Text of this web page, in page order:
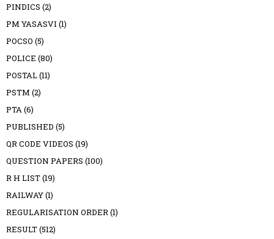
PINDICS (2)
PM YASASVI (1)
POCSO (5)
POLICE (80)
POSTAL(11)
PSTM (2)
PTA(6)
PUBLISHED (5)
QR CODE VIDEOS (19)
QUESTION PAPERS (100)
R H LIST(19)
RAILWAY(1)
REGULARISATION ORDER(1)
RESULT(512)